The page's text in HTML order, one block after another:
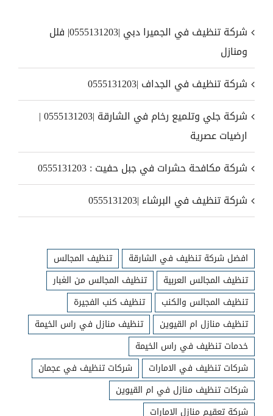
شركة تنظيف في الجميرا دبي |0555131203| فلل
ومنازل
شركة تنظيف في الجداف |0555131203
شركة جلي وتلميع رخام في الشارقة |0555131203 |
ارضيات عصرية
شركة مكافحة حشرات في جبل حفيت : 0555131203
شركة تنظيف في البرشاء |0555131203
افضل شركة تنظيف في الشارقة
تنظيف المجالس
تنظيف المجالس العربية
تنظيف المجالس من الغبار
تنظيف المجالس والكنب
تنظيف كنب الفجيرة
تنظيف منازل ام القيوين
تنظيف منازل في راس الخيمة
خدمات تنظيف في راس الخيمة
شركات تنظيف في الامارات
شركات تنظيف في عجمان
شركات تنظيف منازل في ام القيوين
شركة تعقيم منازل الامارات